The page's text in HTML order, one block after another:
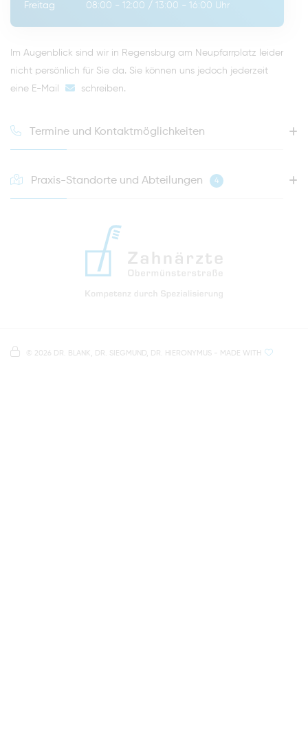
Freitag
08:00 - 12:00 / 13:00 - 16:00 Uhr
Im Augenblick sind wir in Regensburg am Neupfarrplatz leider
nicht persönlich für Sie da. Sie können uns jedoch jederzeit
eine E-Mail
schreiben.
Termine und Kontaktmöglichkeiten
info@zahnaerzte-in-regensburg.de
Praxis-Standorte und Abteilungen 4
© 2026 DR. BLANK, DR. SIEGMUND, DR. HIERONYMUS - MADE WITH